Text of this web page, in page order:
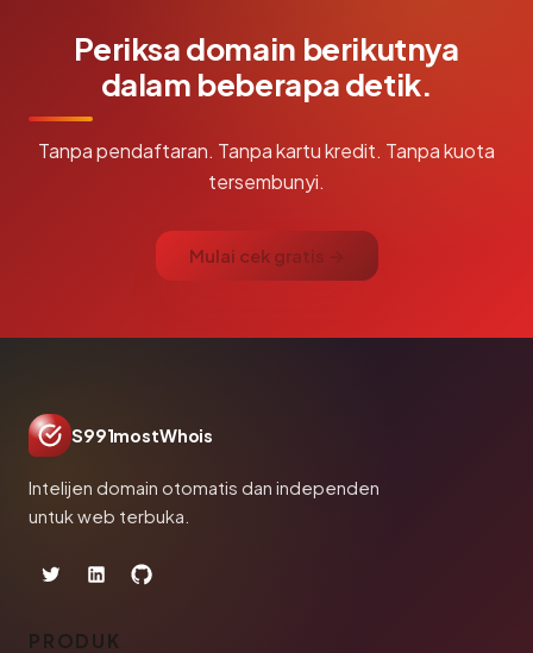
Periksa domain berikutnya
dalam beberapa detik.
Tanpa pendaftaran. Tanpa kartu kredit. Tanpa kuota
tersembunyi.
Mulai cek gratis →
S991mostWhois
Intelijen domain otomatis dan independen
untuk web terbuka.
PRODUK